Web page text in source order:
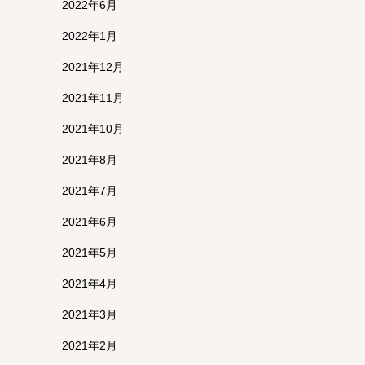
2022年6月
2022年1月
2021年12月
2021年11月
2021年10月
2021年8月
2021年7月
2021年6月
2021年5月
2021年4月
2021年3月
2021年2月